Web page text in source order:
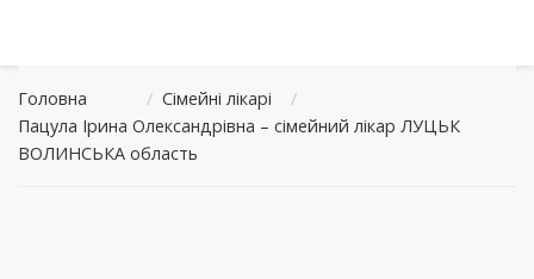
Головна / Сімейні лікарі
/
Пацула Ірина Олександрівна – сімейний лікар ЛУЦЬК
ВОЛИНСЬКА область